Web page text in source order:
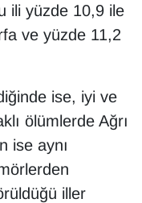
ili yüzde 10,9 ile
ve yüzde 11,2
ise, iyi ve
ölümlerde Ağrı
ise aynı
iller